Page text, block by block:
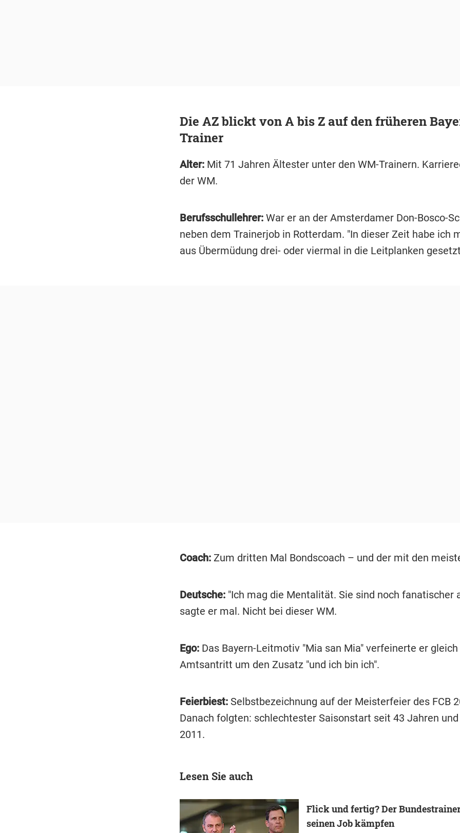
Die AZ blickt von A bis Z auf den früheren
Trainer
Alter:Mit 71 Jahren Ältester unter den WM-Trainern.
der WM.
Berufsschullehrer:War er an der Amsterdamer Don-Bosco-
neben dem Trainerjob in Rotterdam. "In dieser Zeit habe ich
aus Übermüdung drei- oder viermal in die Leitplanken
Coach:Zum dritten Mal Bondscoach – und der mit den
Deutsche:"Ich mag die Mentalität. Sie sind noch fanatischer
sagte er mal. Nicht bei dieser WM.
Ego:Das Bayern-Leitmotiv "Mia san Mia" verfeinerte er gleich
Amtsantritt um den Zusatz "und ich bin ich".
Feierbiest:Selbstbezeichnung auf der Meisterfeier des FCB
Danach folgten: schlechtester Saisonstart seit 43 Jahren
2011.
Lesen Sie auch
Flick und fertig? Der
seinen Job kämpfen